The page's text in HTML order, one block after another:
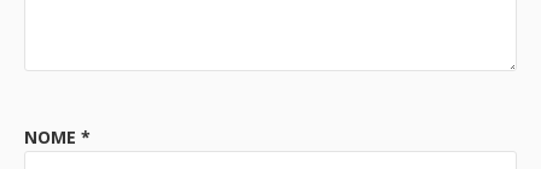
NOME *